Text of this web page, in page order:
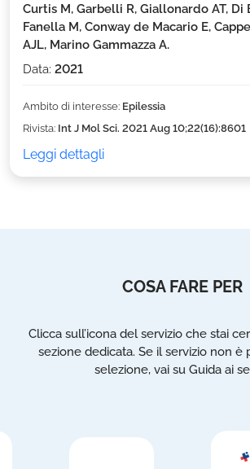
Curtis M, Garbelli R, Giallonardo AT, Di
Fanella M, Conway de Macario E,
AJL, Marino Gammazza A.
Data: 2021
Ambito di interesse: Epilessia
Rivista: Int J Mol Sci. 2021 Aug 10;22(16):8601
Leggi dettagli
COSA FARE PER
Clicca sull’icona del servizio che stai
sezione dedicata. Se il servizio non è
selezione, vai su Guida ai